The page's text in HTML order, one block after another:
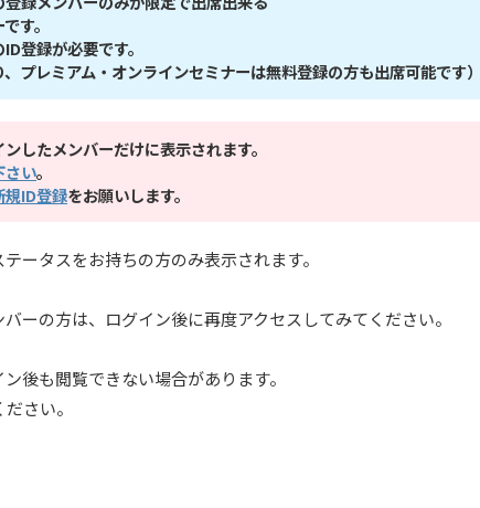
す。
登録が必要です。
、プレミアム・オンラインセミナーは無料登録の方も出席可能です
したメンバーだけに表示されます。
さい。
規ID登録をお願いします。
ータスをお持ちの方のみ表示されます。
ーの方は、ログイン後に再度アクセスしてみてください。
後も閲覧できない場合があります。
さい。